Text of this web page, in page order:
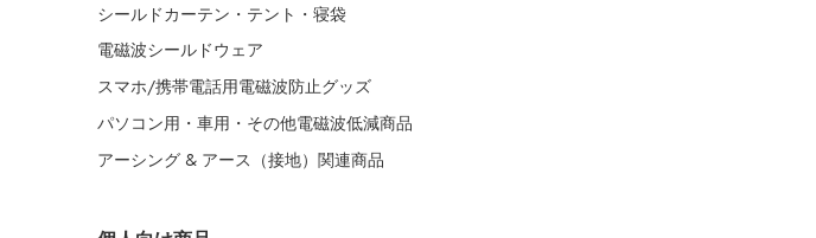
シールドカーテン・テント・寝袋
電磁波シールドウェア
スマホ/携帯電話用電磁波防止グッズ
パソコン用・車用・その他電磁波低減商品
アーシング & アース（接地）関連商品